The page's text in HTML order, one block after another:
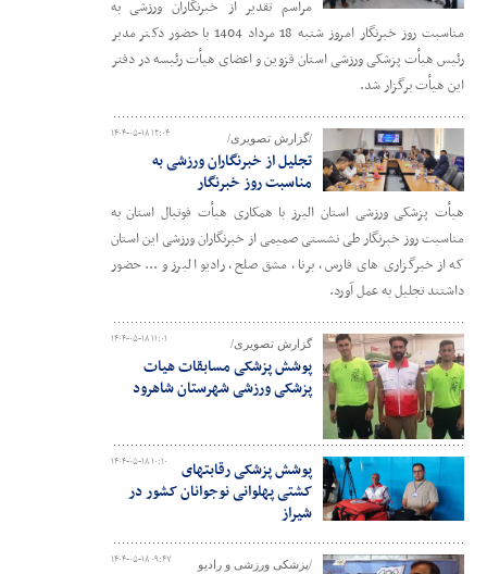
مراسم تقدیر از خبرنگاران ورزشی به
مناسبت روز خبرنگار امروز شنبه 18 مرداد 1404 با حضور دکتر مدبر
رئیس هیأت پزشکی ورزشی استان قزوین و اعضای هیأت رئیسه در دفتر
این هیأت برگزار شد.
۱۴۰۴-۰۵-۱۸ ۱۲:۰۴ /گزارش تصویری/
تجلیل از خبرنگاران ورزشی به
مناسبت روز خبرنگار
هیأت پزشکی ورزشی استان البرز با همکاری هیأت فوتبال استان به
مناسبت روز خبرنگار طی نشستی صمیمی از خبرنگاران ورزشی این استان
که از خبرگزاری های فارس ، برنا ، مشق صلح ، رادیو البرز و ... حضور
داشتند تجلیل به عمل آورد.
۱۴۰۴-۰۵-۱۸ ۱۱:۰۱ گزارش تصویری/
پوشش پزشکی مسابقات هیات
پزشکی ورزشی شهرستان شاهرود
۱۴۰۴-۰۵-۱۸ ۱۰:۱۰
پوشش پزشکی رقابتهای
کشتی پهلوانی نوجوانان کشور در
شیراز
۱۴۰۴-۰۵-۱۸ ۰۹:۴۷
/پزشکی ورزشی و رادیو